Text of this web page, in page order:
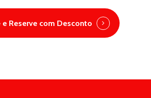
e Reserve com Desconto